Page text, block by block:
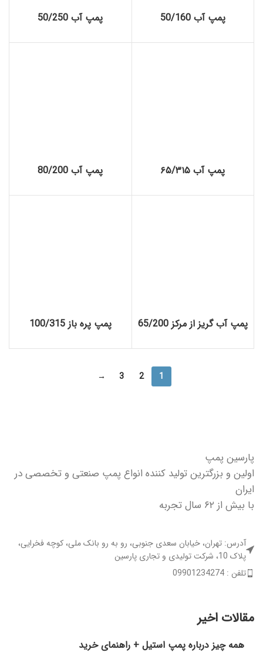
پمپ آب 50/160 پمپ آب 50/250
پمپ آب ۶۵/۳۱۵ پمپ آب 80/200
پمپ آب گریز از مرکز 65/200 پمپ پره باز 100/315
1
2
3
→
پارسین پمپ
اولین و بزرگترین تولید کننده انواع پمپ صنعتی و تخصصی در
ایران
با بیش از ۶۲ سال تجربه
آدرس: تهران، خیابان سعدی جنوبی، رو به رو بانک ملی، کوچه فخرایی،
پلاک 10، شرکت تولیدی و تجاری پارسین
تلفن : 09901234274
مقالات اخیر
همه چیز درباره پمپ استیل + راهنمای خرید